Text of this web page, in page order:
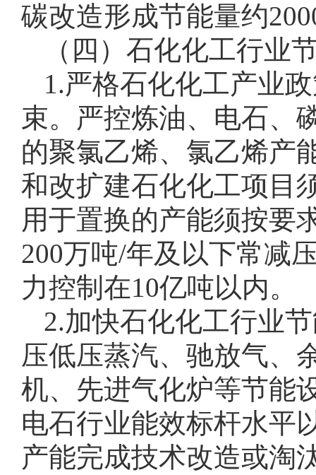
碳改造形成节能量约
（四）石化化工行业
1.严格石化化工产业
束。严控炼油、电石、
的聚氯乙烯、氯乙烯产
和改扩建石化化工项目
用于置换的产能须按要
200万吨/年及以下常减
力控制在10亿吨以内。
2.加快石化化工行业
压低压蒸汽、驰放气、
机、先进气化炉等节能
电石行业能效标杆水平
产能完成技术改造或淘